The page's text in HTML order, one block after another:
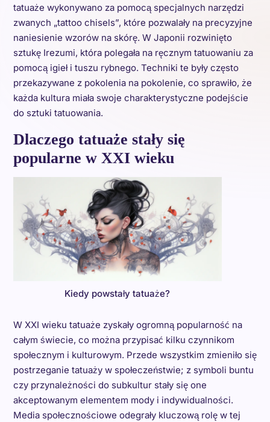
tatuaże wykonywano za pomocą specjalnych narzędzi
zwanych „tattoo chisels”, które pozwalały na precyzyjne
naniesienie wzorów na skórę. W Japonii rozwinięto
sztukę Irezumi, która polegała na ręcznym tatuowaniu za
pomocą igieł i tuszu rybnego. Techniki te były często
przekazywane z pokolenia na pokolenie, co sprawiło, że
każda kultura miała swoje charakterystyczne podejście
do sztuki tatuowania.
Dlaczego tatuaże stały się
popularne w XXI wieku
Kiedy powstały tatuaże?
W XXI wieku tatuaże zyskały ogromną popularność na
całym świecie, co można przypisać kilku czynnikom
społecznym i kulturowym. Przede wszystkim zmieniło się
postrzeganie tatuaży w społeczeństwie; z symboli buntu
czy przynależności do subkultur stały się one
akceptowanym elementem mody i indywidualności.
Media społecznościowe odegrały kluczową rolę w tej